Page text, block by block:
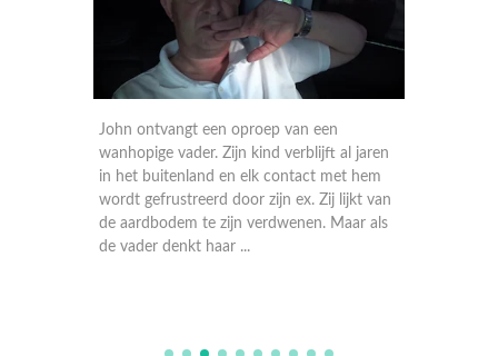
John ontvangt een oproep van een
wanhopige vader. Zijn kind verblijft al jaren
in het buitenland en elk contact met hem
wordt gefrustreerd door zijn ex. Zij lijkt van
de aardbodem te zijn verdwenen. Maar als
de vader denkt haar ...